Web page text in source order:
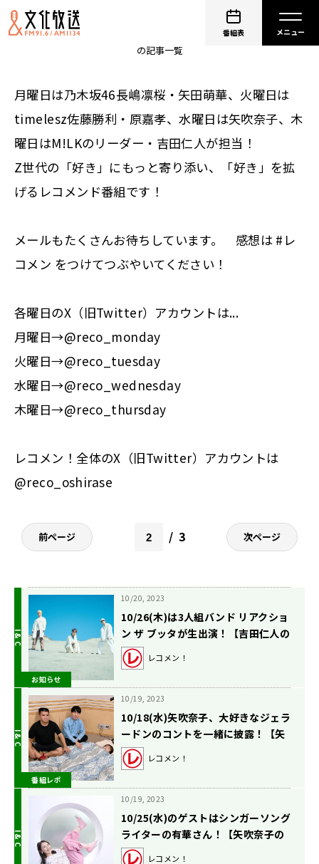
番組表
の記事一覧
月曜日は乃木坂46長嶋凛桜・矢田萌華、火曜日は
timelesz佐藤勝利・原嘉孝、水曜日は矢吹奈子、木
曜日はM!LKのリーダー・吉田仁人が担当！
Z世代の「好き」にもっと寄り添い、「好き」を拡
げるレコメンド番組です！
メールもたくさんお待ちしています。 感想は #レ
コメン をつけてつぶやいてください！
各曜日のX（旧Twitter）アカウントは...
月曜日→@reco_monday
火曜日→@reco_tuesday
水曜日→@reco_wednesday
木曜日→@reco_thursday
レコメン！全体のX（旧Twitter）アカウントは
@reco_oshirase
前ページ 3 次ページ
お知らせ
10/20, 2023
10/26(木)は3人組バンド リアクショ
ン ザ ブッタが生出演！【吉田仁人の
レコメン！】
レコメン！
番組レポ
10/19, 2023
10/18(水)矢吹奈子、大好きなジェラ
ードンのコントを一緒に披露！【矢
吹奈子のレコメン！】
レコメン！
10/19, 2023
10/25(水)のゲストはシンガーソング
ライターの有華さん！【矢吹奈子の
レコメン！】
レコメン！